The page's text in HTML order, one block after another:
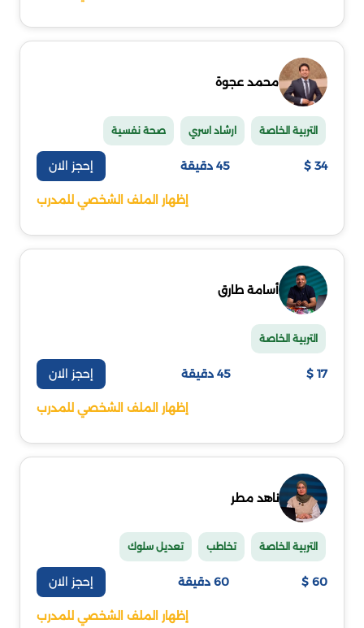
محمد عجوة
التربية الخاصة ارشاد اسري صحة نفسية
34 $ 45 دقيقة إحجز الان
إظهار الملف الشخصي للمدرب
أسامة طارق
التربية الخاصة
17 $ 45 دقيقة إحجز الان
إظهار الملف الشخصي للمدرب
ناهد مطر
التربية الخاصة تخاطب تعديل سلوك
60 $ 60 دقيقة إحجز الان
إظهار الملف الشخصي للمدرب